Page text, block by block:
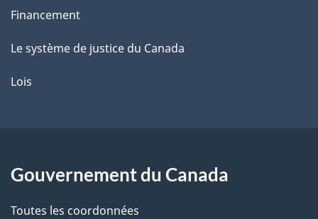
Financement
Le système de justice du Canada
Lois
Gouvernement du Canada
Toutes les coordonnées